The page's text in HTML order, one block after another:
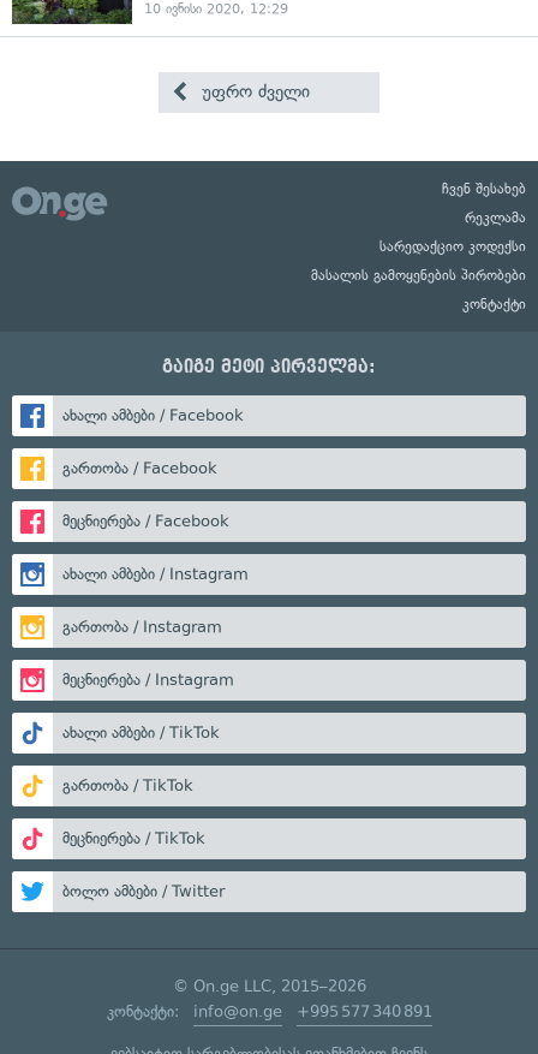
10 ივნისი 2020, 12:29
უფრო ძველი
ჩვენ შესახებ
რეკლამა
სარედაქციო კოდექსი
მასალის გამოყენების პირობები
კონტაქტი
გაიგე მეტი პირველმა:
ახალი ამბები / Facebook
გართობა / Facebook
მეცნიერება / Facebook
ახალი ამბები / Instagram
გართობა / Instagram
მეცნიერება / Instagram
ახალი ამბები / TikTok
გართობა / TikTok
მეცნიერება / TikTok
ბოლო ამბები / Twitter
© On.ge LLC, 2015–2026
კონტაქტი: info@on.ge +995 577 340 891